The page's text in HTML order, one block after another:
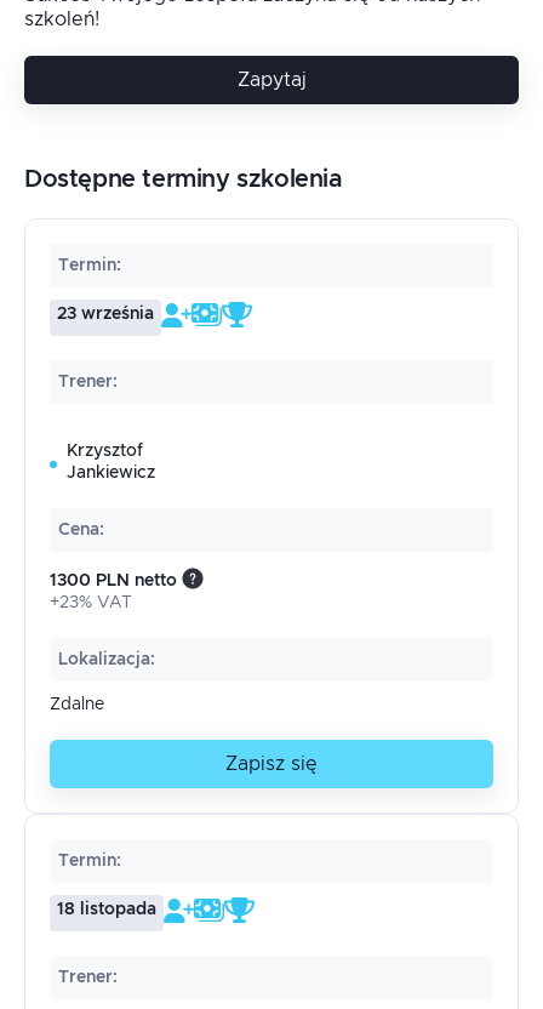
szkoleń!
Zapytaj
Dostępne terminy szkolenia
Termin:
23 września
Trener:
Krzysztof
Jankiewicz
Cena:
1300 PLN netto
+23% VAT
Lokalizacja:
Zdalne
Zapisz się
Termin:
18 listopada
Trener: